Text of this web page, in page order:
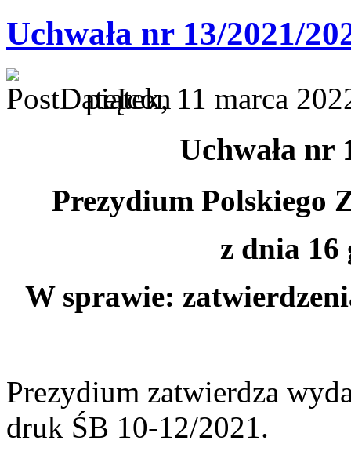
Uchwała nr 13/2021/
piątek, 11 marca
Uchwała nr
Prezydium Polskiego
z dnia 16
W sprawie:
Prezydium zatwierdza
druk ŚB 10-12/2021.